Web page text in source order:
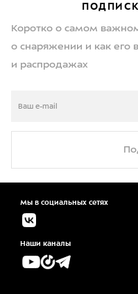
Коротко о самом
о снаряжении и как его
и распродажах
Мы в социальных сетях
Наши каналы